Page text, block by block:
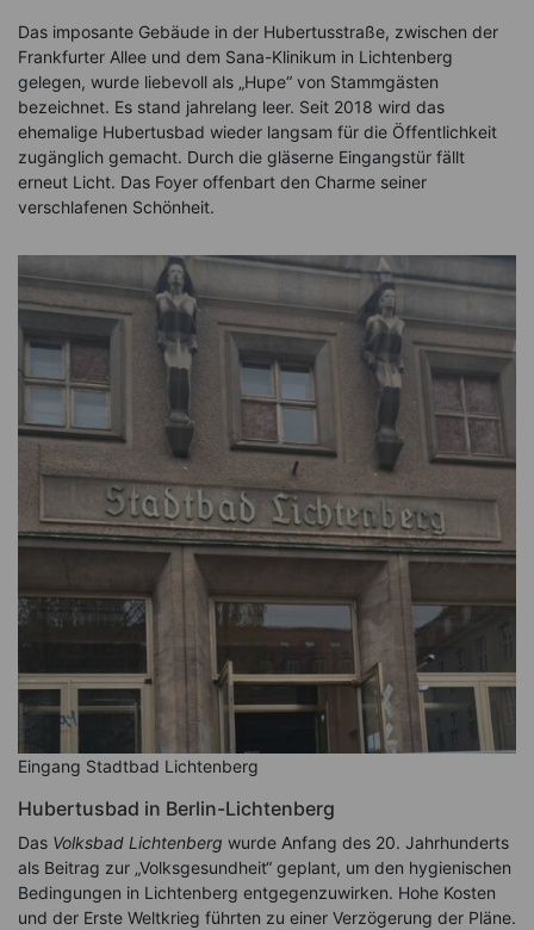
Das imposante Gebäude in der Hubertusstraße, zwischen der
Frankfurter Allee und dem Sana-Klinikum in Lichtenberg
gelegen, wurde liebevoll als „Hupe“ von Stammgästen
bezeichnet. Es stand jahrelang leer. Seit 2018 wird das
ehemalige Hubertusbad wieder langsam für die Öffentlichkeit
zugänglich gemacht. Durch die gläserne Eingangstür fällt
erneut Licht. Das Foyer offenbart den Charme seiner
verschlafenen Schönheit.
Eingang Stadtbad Lichtenberg
Hubertusbad in Berlin-Lichtenberg
Das Volksbad Lichtenberg wurde Anfang des 20. Jahrhunderts
als Beitrag zur „Volksgesundheit“ geplant, um den hygienischen
Bedingungen in Lichtenberg entgegenzuwirken. Hohe Kosten
und der Erste Weltkrieg führten zu einer Verzögerung der Pläne.